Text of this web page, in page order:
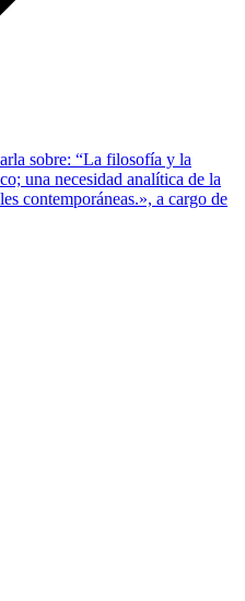
sobre: “La filosofía y la
una necesidad analítica de la
contemporáneas.», a cargo de